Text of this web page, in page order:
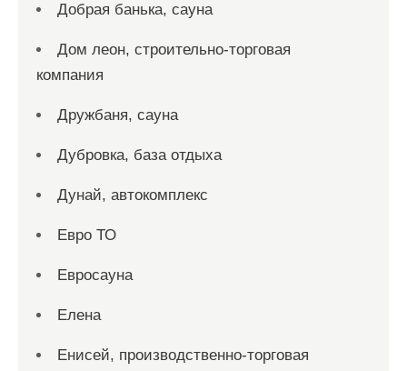
Добрая банька, сауна
Дом леон, строительно-торговая
компания
Дружбаня, сауна
Дубровка, база отдыха
Дунай, автокомплекс
Евро ТО
Евросауна
Елена
Енисей, производственно-торговая